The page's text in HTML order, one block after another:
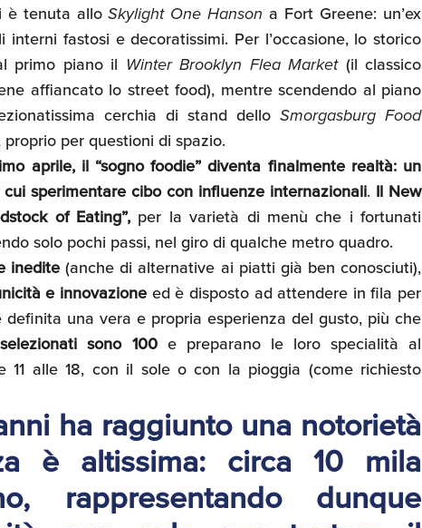
è tenuta allo Skylight One Hanson a Fort Greene: un’ex
fastosi e decoratissimi. Per l’occasione, lo storico
primo piano il Winter Brooklyn Flea Market (il classico
affiancato lo street food), mentre scendendo al piano
cerchia di stand dello Smorgasburg Food
per questioni di spazio.
aprile, il “sogno foodie” diventa finalmente realtà: un
sperimentare cibo con influenze internazionali. Il New
of Eating”, per la varietà di menù che i fortunati
solo pochi passi, nel giro di qualche metro quadro.
inedite(anche di alternative ai piatti già ben conosciuti),
e innovazione ed è disposto ad attendere in fila per
una vera e propria esperienza del gusto, più che
sono 100e preparano le loro specialità al
11 alle 18, con il sole o con la pioggia (come richiesto
ha raggiunto una notorietà
è altissima: circa 10 mila
rappresentando dunque